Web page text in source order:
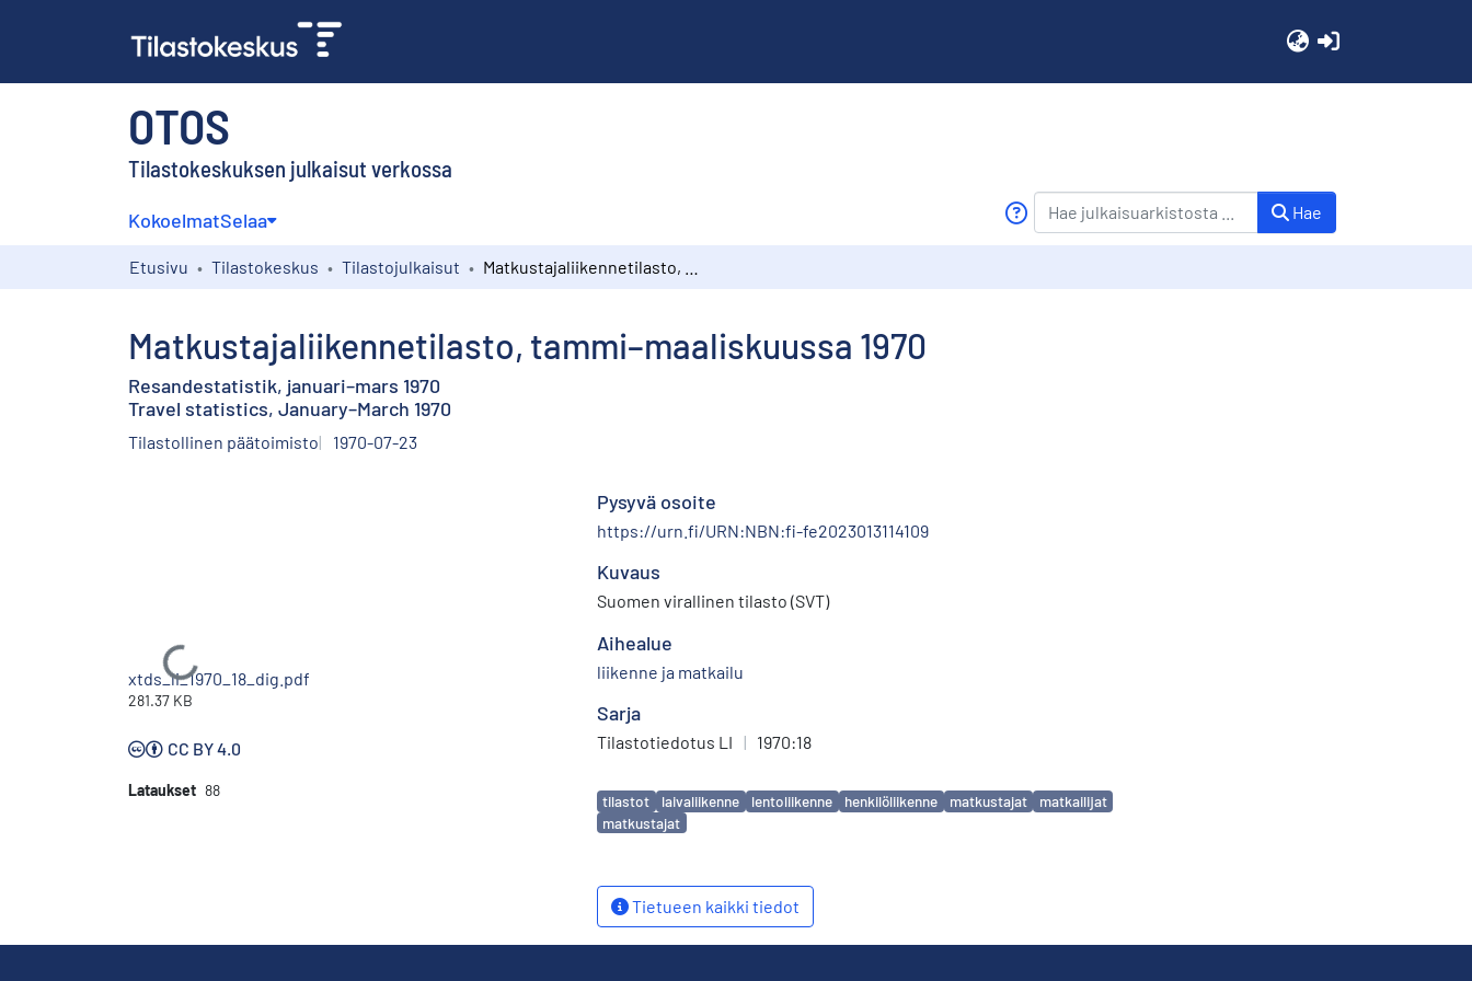
OTOS
Tilastokeskuksen julkaisut verkossa
KokoelmatSelaa Hae
Etusivu Tilastokeskus Tilastojulkaisut
Matkustajaliikennetilasto, tammi–maaliskuussa 1970
Resandestatistik, januari–mars 1970
Travel statistics, January–March 1970
Tilastollinen päätoimisto 1970-07-23
Ladataan...
xtds_li_1970_18_dig.pdf
281.37 KB
CC BY 4.0
Lataukset 88
Pysyvä osoite
https://urn.fi/URN:NBN:fi-fe2023013114109
Kuvaus
Suomen virallinen tilasto (SVT)
Aihealue
liikenne ja matkailu
Sarja
Tilastotiedotus LI | 1970:18
Avainsanat
tilastot laivaliikenne lentoliikenne henkilöliikenne matkustajat
matkailijat
matkustajat
Tietueen kaikki tiedot